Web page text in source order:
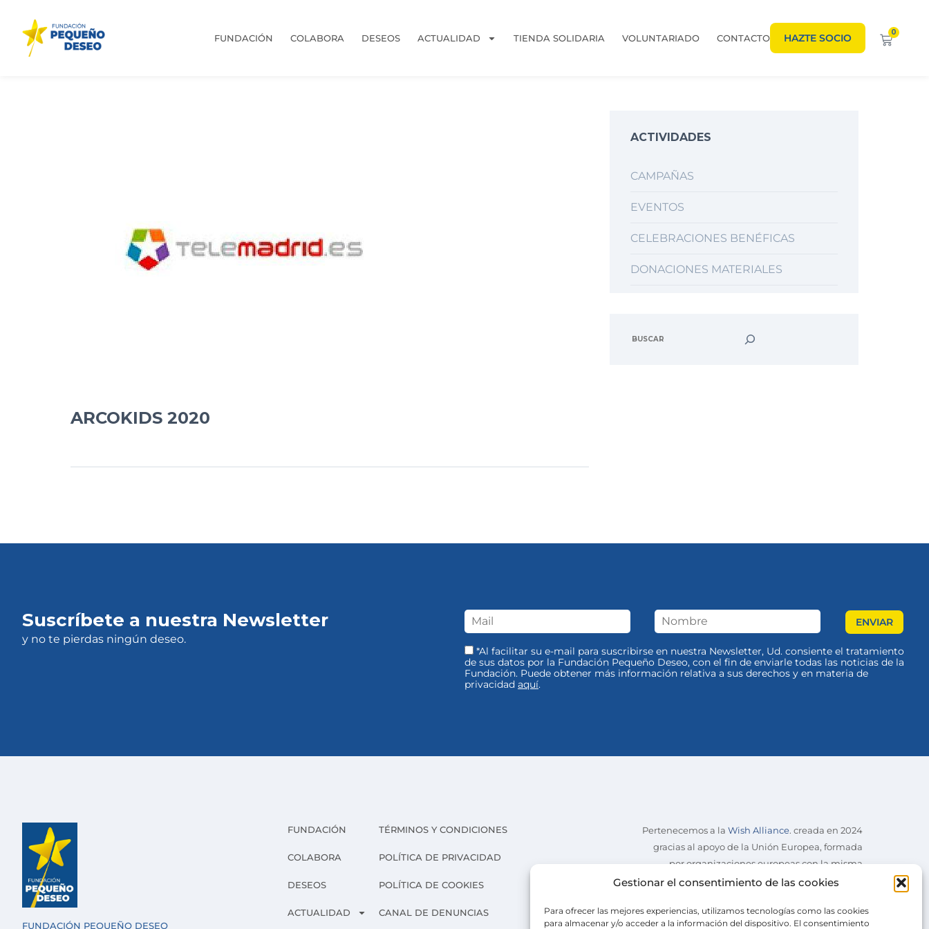
Gestionar el consentimiento de las cookies
Para ofrecer las mejores experiencias, utilizamos tecnologías como las cookies
para almacenar y/o acceder a la información del dispositivo. El consentimiento
FUNDACIÓN COLABORA DESEOS ACTUALIDAD TIENDA SOLIDARIA VOLUNTARIADO CONTACTO HAZTE SOCIO 0
ARCOKIDS 2020
ACTIVIDADES
CAMPAÑAS
EVENTOS
CELEBRACIONES BENÉFICAS
DONACIONES MATERIALES
Suscríbete a nuestra Newsletter
y no te pierdas ningún deseo.
*Al facilitar su e-mail para suscribirse en nuestra Newsletter, Ud. consiente el tratamiento
de sus datos por la Fundación Pequeño Deseo, con el fin de enviarle todas las noticias de la
Fundación. Puede obtener más información relativa a sus derechos y en materia de
privacidad aquí.
FUNDACIÓN PEQUEÑO DESEO
FUNDACIÓN
COLABORA
DESEOS
ACTUALIDAD
TÉRMINOS Y CONDICIONES
POLÍTICA DE PRIVACIDAD
POLÍTICA DE COOKIES
CANAL DE DENUNCIAS
Pertenecemos a la Wish Alliance. creada en 2024
gracias al apoyo de la Unión Europea, formada
por organizaciones europeas con la misma
misión.